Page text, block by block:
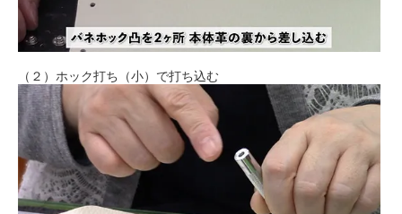
（２）ホック打ち（小）で打ち込む